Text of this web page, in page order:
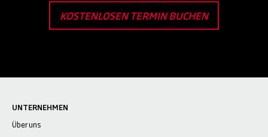
KOSTENLOSEN TERMIN BUCHEN
UNTERNEHMEN
Über uns